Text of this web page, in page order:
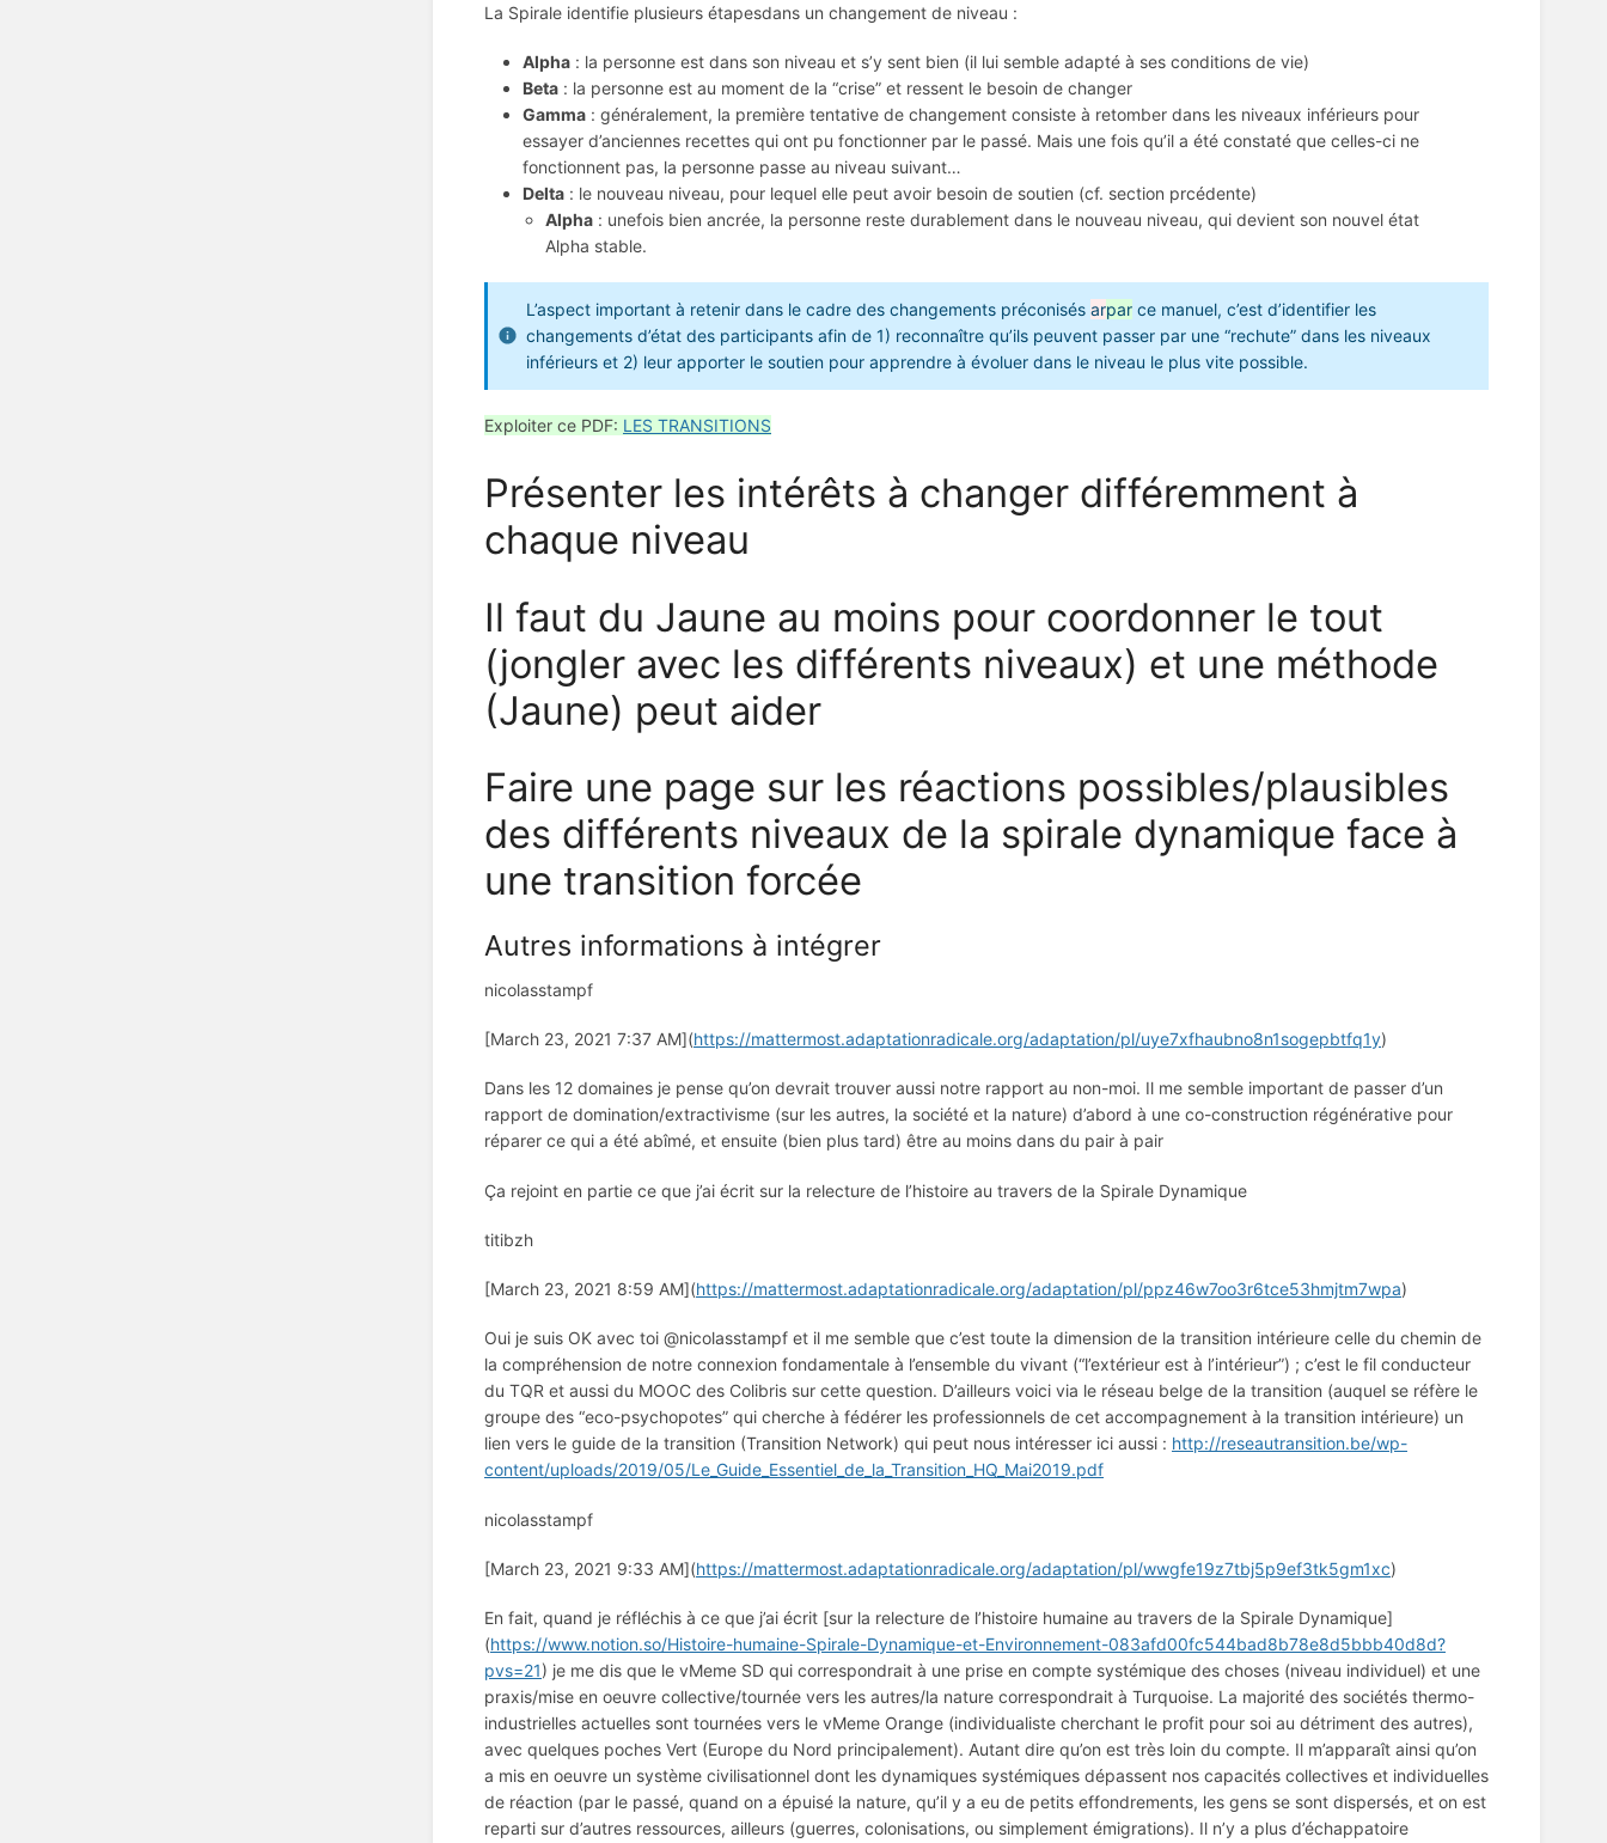
La Spirale identifie plusieurs étapesdans un changement de niveau :
Alpha : la personne est dans son niveau et s’y sent bien (il lui semble adapté à ses conditions de vie)
Beta : la personne est au moment de la “crise” et ressent le besoin de changer
Gamma : généralement, la première tentative de changement consiste à retomber dans les niveaux inférieurs pour
essayer d’anciennes recettes qui ont pu fonctionner par le passé. Mais une fois qu’il a été constaté que celles-ci ne
fonctionnent pas, la personne passe au niveau suivant…
Delta : le nouveau niveau, pour lequel elle peut avoir besoin de soutien (cf. section prcédente)
Alpha : unefois bien ancrée, la personne reste durablement dans le nouveau niveau, qui devient son nouvel état
Alpha stable.
L’aspect important à retenir dans le cadre des changements préconisés arpar ce manuel, c’est d’identifier les
changements d’état des participants afin de 1) reconnaître qu’ils peuvent passer par une “rechute” dans les niveaux
inférieurs et 2) leur apporter le soutien pour apprendre à évoluer dans le niveau le plus vite possible.
Exploiter ce PDF: LES TRANSITIONS
Présenter les intérêts à changer différemment à
chaque niveau
Il faut du Jaune au moins pour coordonner le tout
(jongler avec les différents niveaux) et une méthode
(Jaune) peut aider
Faire une page sur les réactions possibles/plausibles
des différents niveaux de la spirale dynamique face à
une transition forcée
Autres informations à intégrer
nicolasstampf
[March 23, 2021 7:37 AM](https://mattermost.adaptationradicale.org/adaptation/pl/uye7xfhaubno8n1sogepbtfq1y)
Dans les 12 domaines je pense qu’on devrait trouver aussi notre rapport au non-moi. Il me semble important de passer d’un
rapport de domination/extractivisme (sur les autres, la société et la nature) d’abord à une co-construction régénérative pour
réparer ce qui a été abîmé, et ensuite (bien plus tard) être au moins dans du pair à pair
Ça rejoint en partie ce que j’ai écrit sur la relecture de l’histoire au travers de la Spirale Dynamique
titibzh
[March 23, 2021 8:59 AM](https://mattermost.adaptationradicale.org/adaptation/pl/ppz46w7oo3r6tce53hmjtm7wpa)
Oui je suis OK avec toi @nicolasstampf et il me semble que c’est toute la dimension de la transition intérieure celle du chemin de
la compréhension de notre connexion fondamentale à l’ensemble du vivant (“l’extérieur est à l’intérieur”) ; c’est le fil conducteur
du TQR et aussi du MOOC des Colibris sur cette question. D’ailleurs voici via le réseau belge de la transition (auquel se réfère le
groupe des “eco-psychopotes” qui cherche à fédérer les professionnels de cet accompagnement à la transition intérieure) un
lien vers le guide de la transition (Transition Network) qui peut nous intéresser ici aussi : http://reseautransition.be/wp-
content/uploads/2019/05/Le_Guide_Essentiel_de_la_Transition_HQ_Mai2019.pdf
nicolasstampf
[March 23, 2021 9:33 AM](https://mattermost.adaptationradicale.org/adaptation/pl/wwgfe19z7tbj5p9ef3tk5gm1xc)
En fait, quand je réfléchis à ce que j’ai écrit [sur la relecture de l’histoire humaine au travers de la Spirale Dynamique]
(https://www.notion.so/Histoire-humaine-Spirale-Dynamique-et-Environnement-083afd00fc544bad8b78e8d5bbb40d8d?
pvs=21) je me dis que le vMeme SD qui correspondrait à une prise en compte systémique des choses (niveau individuel) et une
praxis/mise en oeuvre collective/tournée vers les autres/la nature correspondrait à Turquoise. La majorité des sociétés thermo-
industrielles actuelles sont tournées vers le vMeme Orange (individualiste cherchant le profit pour soi au détriment des autres),
avec quelques poches Vert (Europe du Nord principalement). Autant dire qu’on est très loin du compte. Il m’apparaît ainsi qu’on
a mis en oeuvre un système civilisationnel dont les dynamiques systémiques dépassent nos capacités collectives et individuelles
de réaction (par le passé, quand on a épuisé la nature, qu’il y a eu de petits effondrements, les gens se sont dispersés, et on est
reparti sur d’autres ressources, ailleurs (guerres, colonisations, ou simplement émigrations). Il n’y a plus d’échappatoire